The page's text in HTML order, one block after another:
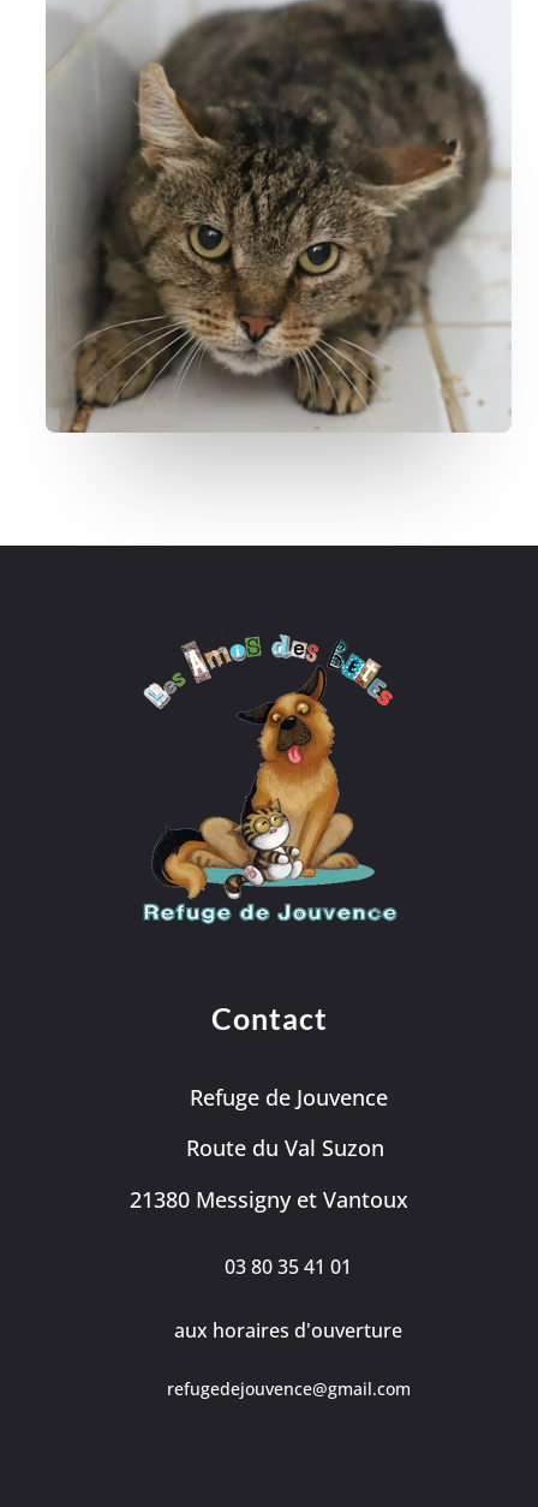
Contact
Refuge de Jouvence
Route du Val Suzon
21380 Messigny et Vantoux
03 80 35 41 01
aux horaires d'ouverture
refugedejouvence@gmail.com